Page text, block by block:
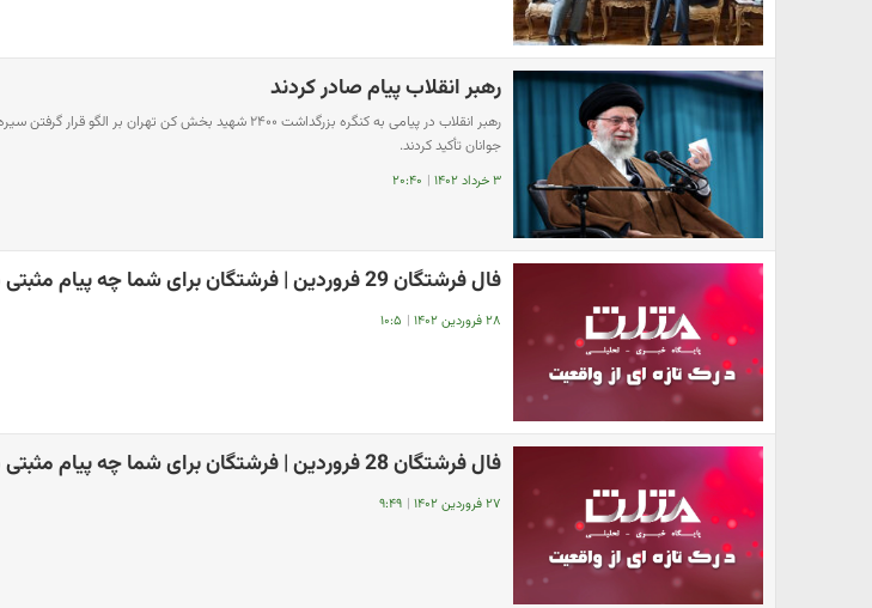
رهبر انقلاب پیام صادر کردند
رهبر انقلاب در پیامی به کنگره بزرگداشت ۲۴۰۰ شهید بخش کن تهران بر الگو
جوانان تأکید کردند.
۳ خرداد ۱۴۰۲ | ۲۰:۴۰
فال فرشتگان 29 فروردین | فرشتگان برای شما چه پیام مثبتی دارند؟
۲۸ فروردین ۱۴۰۲ | ۱۰:۵
فال فرشتگان 28 فروردین | فرشتگان برای شما چه پیام مثبتی دارند؟
۲۷ فروردین ۱۴۰۲ | ۹:۴۹